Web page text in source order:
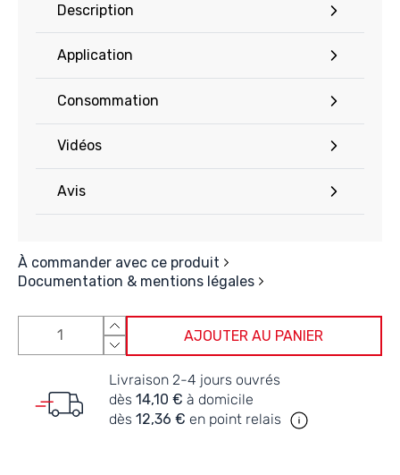
Description
Application
Consommation
Vidéos
Avis
À commander avec ce produit
Documentation & mentions légales
AJOUTER AU PANIER
Livraison 2-4 jours ouvrés
dès 14,10 € à domicile
dès 12,36 € en point relais